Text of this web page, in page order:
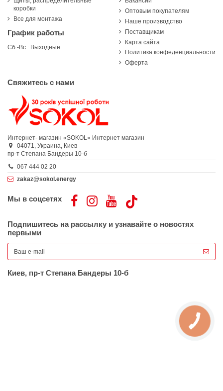
коробки
Все для монтажа
График работы
Сб.-Вс.: Выходные
Оптовым покупателям
Наше производство
Поставщикам
Карта сайта
Политика конфеденциальности
Оферта
Свяжитесь с нами
Интернет- магазин «SOKOL» Интернет магазин
04071, Украина, Киев
пр-т Степана Бандеры 10-б
067 444 02 20
zakaz@sokol.energy
Мы в соцсетях
Подпишитесь на рассылку и узнавайте о новостях
первыми
Киев, пр-т Степана Бандеры 10-б